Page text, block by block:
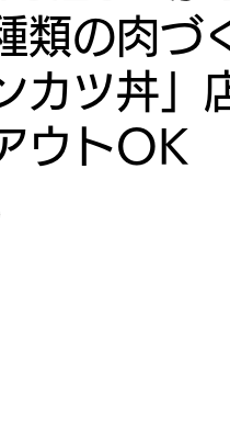
類の肉づ
カツ丼」
ウトOK